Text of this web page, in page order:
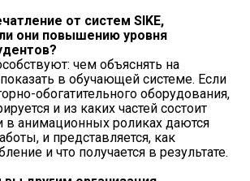
от систем SIKE,
они повышению уровня
чем объяснять на
в обучающей системе. Если
обогатительного оборудования,
и из каких частей состоит
в анимационных роликах даются
и представляется, как
и что получается в результате.